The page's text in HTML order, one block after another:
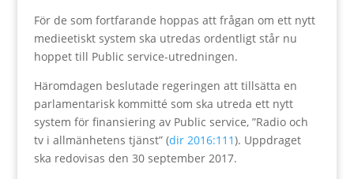
För de som fortfarande hoppas att frågan om ett nytt
medieetiskt system ska utredas ordentligt står nu
hoppet till Public service-utredningen.
Häromdagen beslutade regeringen att tillsätta en
parlamentarisk kommitté som ska utreda ett nytt
system för finansiering av Public service, ”Radio och
tv i allmänhetens tjänst” (dir 2016:111). Uppdraget
ska redovisas den 30 september 2017.